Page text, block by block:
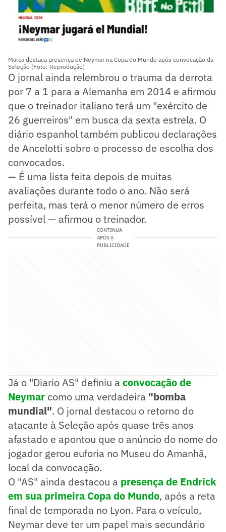
Marca destaca presença de Neymar na Copa do Mundo após convocação da
Seleção (Foto: Reprodução)
O jornal ainda relembrou o trauma da derrota
por 7 a 1 para a Alemanha em 2014 e afirmou
que o treinador italiano terá um "exército de
26 guerreiros" em busca da sexta estrela. O
diário espanhol também publicou declarações
de Ancelotti sobre o processo de escolha dos
convocados.
— É uma lista feita depois de muitas
avaliações durante todo o ano. Não será
perfeita, mas terá o menor número de erros
possível — afirmou o treinador.
CONTINUA
APÓS A
PUBLICIDADE
Já o "Diario AS" definiu a convocação de
Neymar como uma verdadeira "bomba
mundial". O jornal destacou o retorno do
atacante à Seleção após quase três anos
afastado e apontou que o anúncio do nome do
jogador gerou euforia no Museu do Amanhã,
local da convocação.
O "AS" ainda destacou a presença de Endrick
em sua primeira Copa do Mundo, após a reta
final de temporada no Lyon. Para o veículo,
Neymar deve ter um papel mais secundário